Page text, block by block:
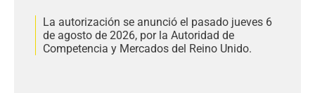
La autorización se anunció el pasado jueves 6
de agosto de 2026, por la Autoridad de
Competencia y Mercados del Reino Unido.